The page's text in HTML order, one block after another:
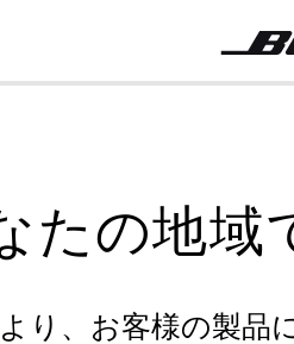
たの地
り、お客様の製品